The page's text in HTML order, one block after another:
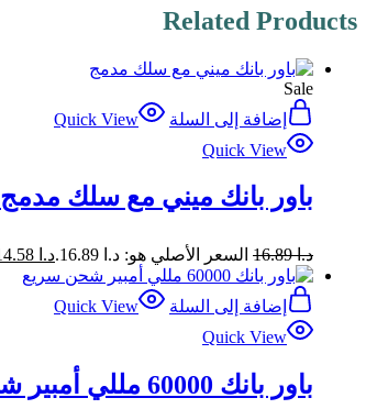
Related Products
Sale
إضافة إلى السلة
Quick View
Quick View
باور بانك ميني مع سلك مدمج
د.ا16.89 السعر الأصلي هو: د.ا 16.89. د.ا
إضافة إلى السلة
Quick View
Quick View
باور بانك 60000 مللي أمبير شحن سريع